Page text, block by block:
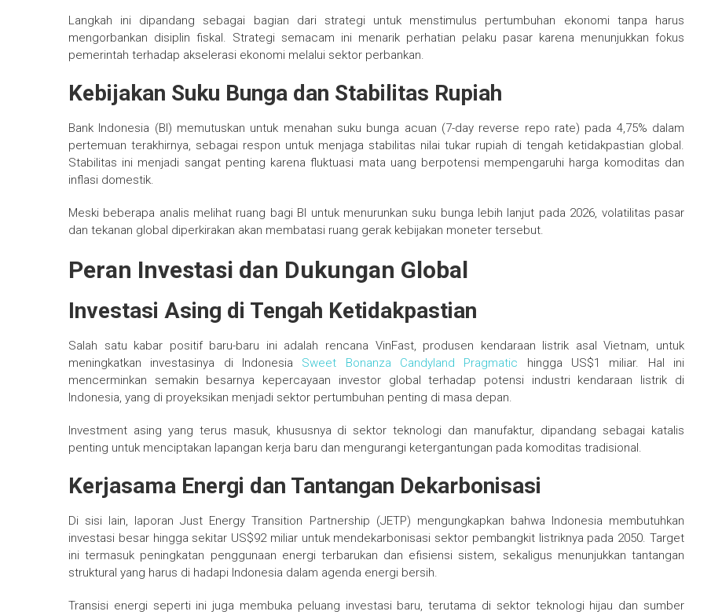
Langkah ini dipandang sebagai bagian dari strategi untuk menstimulus pertumbuhan ekonomi tanpa harus
mengorbankan disiplin fiskal. Strategi semacam ini menarik perhatian pelaku pasar karena menunjukkan fokus
pemerintah terhadap akselerasi ekonomi melalui sektor perbankan.
Kebijakan Suku Bunga dan Stabilitas Rupiah
Bank Indonesia (BI) memutuskan untuk menahan suku bunga acuan (7-day reverse repo rate) pada 4,75% dalam
pertemuan terakhirnya, sebagai respon untuk menjaga stabilitas nilai tukar rupiah di tengah ketidakpastian global.
Stabilitas ini menjadi sangat penting karena fluktuasi mata uang berpotensi mempengaruhi harga komoditas dan
inflasi domestik.
Meski beberapa analis melihat ruang bagi BI untuk menurunkan suku bunga lebih lanjut pada 2026, volatilitas pasar
dan tekanan global diperkirakan akan membatasi ruang gerak kebijakan moneter tersebut.
Peran Investasi dan Dukungan Global
Investasi Asing di Tengah Ketidakpastian
Salah satu kabar positif baru-baru ini adalah rencana VinFast, produsen kendaraan listrik asal Vietnam, untuk
meningkatkan investasinya di Indonesia Sweet Bonanza Candyland Pragmatic hingga US$1 miliar. Hal ini
mencerminkan semakin besarnya kepercayaan investor global terhadap potensi industri kendaraan listrik di
Indonesia, yang di proyeksikan menjadi sektor pertumbuhan penting di masa depan.
Investment asing yang terus masuk, khususnya di sektor teknologi dan manufaktur, dipandang sebagai katalis
penting untuk menciptakan lapangan kerja baru dan mengurangi ketergantungan pada komoditas tradisional.
Kerjasama Energi dan Tantangan Dekarbonisasi
Di sisi lain, laporan Just Energy Transition Partnership (JETP) mengungkapkan bahwa Indonesia membutuhkan
investasi besar hingga sekitar US$92 miliar untuk mendekarbonisasi sektor pembangkit listriknya pada 2050. Target
ini termasuk peningkatan penggunaan energi terbarukan dan efisiensi sistem, sekaligus menunjukkan tantangan
struktural yang harus di hadapi Indonesia dalam agenda energi bersih.
Transisi energi seperti ini juga membuka peluang investasi baru, terutama di sektor teknologi hijau dan sumber